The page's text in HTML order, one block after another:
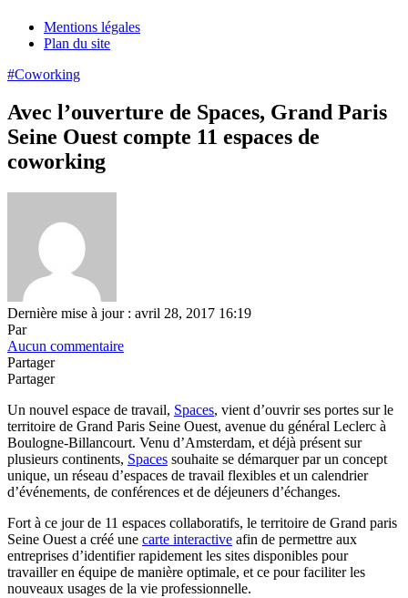
Mentions légales
Plan du site
#Coworking
Avec l’ouverture de Spaces, Grand Paris
Seine Ouest compte 11 espaces de
coworking
Dernière mise à jour : avril 28, 2017 16:19
Par
Aucun commentaire
Partager
Partager
Un nouvel espace de travail, Spaces, vient d’ouvrir ses portes sur le
territoire de Grand Paris Seine Ouest, avenue du général Leclerc à
Boulogne-Billancourt. Venu d’Amsterdam, et déjà présent sur
plusieurs continents, Spaces souhaite se démarquer par un concept
unique, un réseau d’espaces de travail flexibles et un calendrier
d’événements, de conférences et de déjeuners d’échanges.
Fort à ce jour de 11 espaces collaboratifs, le territoire de Grand paris
Seine Ouest a créé une carte interactive afin de permettre aux
entreprises d’identifier rapidement les sites disponibles pour
travailler en équipe de manière optimale, et ce pour faciliter les
nouveaux usages de la vie professionnelle.